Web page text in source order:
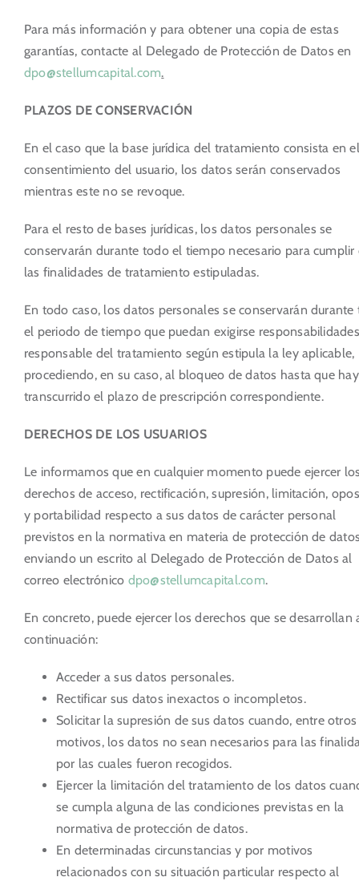
Para más información y para obtener una copia de estas
garantías, contacte al Delegado de Protección de Datos en
dpo@stellumcapital.com.
PLAZOS DE CONSERVACIÓN
En el caso que la base jurídica del tratamiento consista en el
consentimiento del usuario, los datos serán conservados
mientras este no se revoque.
Para el resto de bases jurídicas, los datos personales se
conservarán durante todo el tiempo necesario para cumplir
las finalidades de tratamiento estipuladas.
En todo caso, los datos personales se conservarán durante
el periodo de tiempo que puedan exigirse
responsable del tratamiento según estipula la ley aplicable,
procediendo, en su caso, al bloqueo de datos hasta que
transcurrido el plazo de prescripción correspondiente.
DERECHOS DE LOS USUARIOS
Le informamos que en cualquier momento puede ejercer
derechos de acceso, rectificación, supresión, limitación,
y portabilidad respecto a sus datos de carácter personal
previstos en la normativa en materia de protección de
enviando un escrito al Delegado de Protección de Datos al
correo electrónico dpo@stellumcapital.com.
En concreto, puede ejercer los derechos que se desarrollan
continuación:
Acceder a sus datos personales.
Rectificar sus datos inexactos o incompletos.
Solicitar la supresión de sus datos cuando, entre otros
motivos, los datos no sean necesarios para las
por las cuales fueron recogidos.
Ejercer la limitación del tratamiento de los datos
se cumpla alguna de las condiciones previstas en la
normativa de protección de datos.
En determinadas circunstancias y por motivos
relacionados con su situación particular respecto al